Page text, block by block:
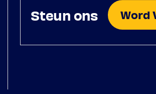
Steun ons Word